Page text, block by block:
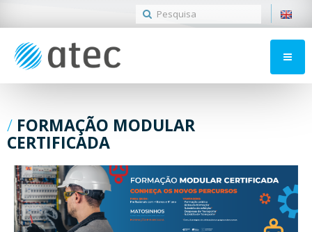
FORMAÇÃO MODULAR
CERTIFICADA